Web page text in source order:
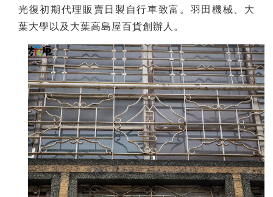
光復初期代理販賣日製自行車致富。羽田機械、大
葉大學以及大葉高島屋百貨創辦人。